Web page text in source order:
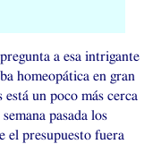
a esa intrigante
homeopática en gran
está un poco más cerca
pasada los
el presupuesto fuera